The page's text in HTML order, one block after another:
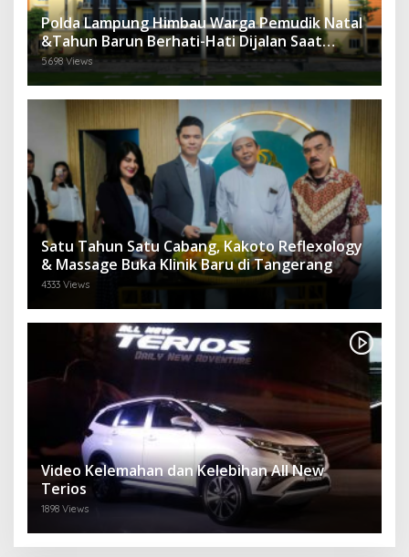
Polda Lampung Himbau Warga Pemudik Natal
&Tahun Barun Berhati-Hati Dijalan Saat
Melintas di -Titik Rawan Kecelakaan
5698 Views
Satu Tahun Satu Cabang, Kakoto Reflexology
& Massage Buka Klinik Baru di Tangerang
4333 Views
Video Kelemahan dan Kelebihan All New
Terios
1898 Views